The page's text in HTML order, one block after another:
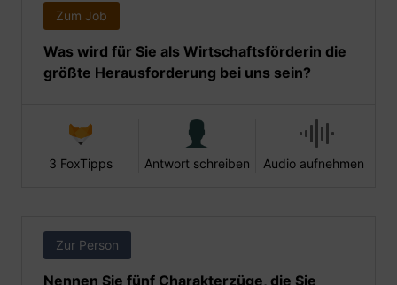
Zum Job
Was wird für Sie als Wirtschaftsförderin die
größte Herausforderung bei uns sein?
3 FoxTipps Antwort schreiben Audio aufnehmen
Zur Person
Nennen Sie fünf Charakterzüge, die Sie